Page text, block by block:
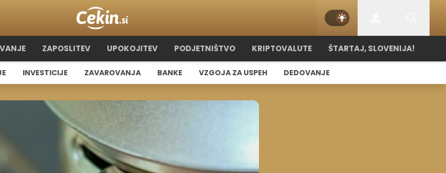
ZAPOSLITEV UPOKOJITEV PODJETNIŠTVO KRIPTOVALUTE ŠTARTAJ, SLOVENIJA!
INVESTICIJE ZAVAROVANJA BANKE VZGOJA ZA USPEH DEDOVANJE